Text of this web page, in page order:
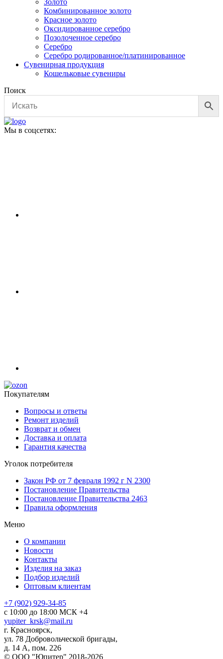
Золото
Комбинированное золото
Красное золото
Оксидированное серебро
Позолоченное серебро
Серебро
Серебро родированное/платинированное
Сувенирная продукция
Кошельковые сувениры
Поиск
Мы в соцсетях:
Покупателям
Вопросы и ответы
Ремонт изделий
Возврат и обмен
Доставка и оплата
Гарантия качества
Уголок потребителя
Закон РФ от 7 февраля 1992 г N 2300
Постановление Правительства
Постановление Правительства 2463
Правила оформления
Меню
О компании
Новости
Контакты
Изделия на заказ
Подбор изделий
Оптовым клиентам
+7 (902) 929-34-85
с 10:00 до 18:00 МСК +4
yupiter_krsk@mail.ru
г. Красноярск,
ул. 78 Добровольческой бригады,
д. 14 А, пом. 226
© ООО "Юпитер" 2018-2026